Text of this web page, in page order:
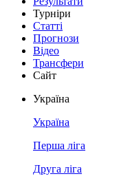
Турніри
Статті
Прогнози
Відео
Трансфери
Сайт
Україна
Україна
Перша ліга
Друга ліга